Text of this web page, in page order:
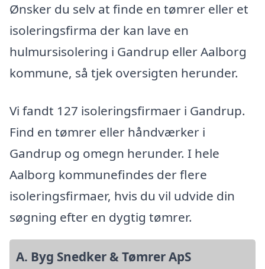
Ønsker du selv at finde en tømrer eller et
isoleringsfirma der kan lave en
hulmursisolering i Gandrup eller Aalborg
kommune, så tjek oversigten herunder.
Vi fandt 127 isoleringsfirmaer i Gandrup.
Find en tømrer eller håndværker i
Gandrup og omegn herunder. I hele
Aalborg kommunefindes der flere
isoleringsfirmaer, hvis du vil udvide din
søgning efter en dygtig tømrer.
A. Byg Snedker & Tømrer ApS